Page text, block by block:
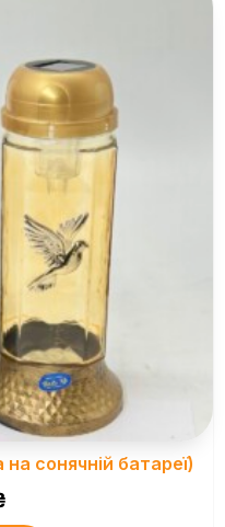
сонячній батареї)